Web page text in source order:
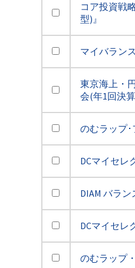
コア投資戦
型)』
マイバラン
東京海上・
会(年1回決算
のむラップ
DCマイセレ
DIAM バラ
DCマイセレ
のむラップ